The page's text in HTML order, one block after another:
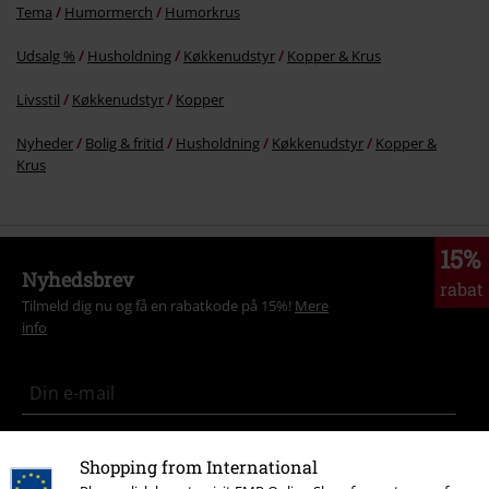
Shopping from International
Tema Humormerch Humorkrus
Udsalg % Husholdning Køkkenudstyr Kopper & Krus
Livsstil Køkkenudstyr Kopper
Nyheder Bolig & fritid Husholdning Køkkenudstyr
Kopper &
Krus
15%
rabat
Nyhedsbrev
Tilmeld dig nu og få en rabatkode på 15%! Mere
info
jegaccepterer, at EMP Mail Order UK Ltd må behandle mine